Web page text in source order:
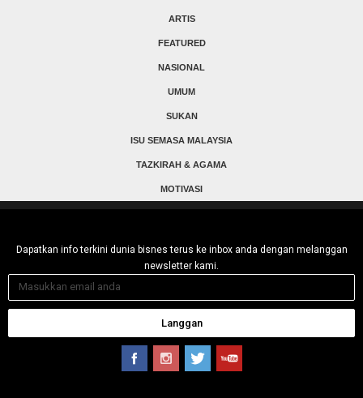
ARTIS
FEATURED
NASIONAL
UMUM
SUKAN
ISU SEMASA MALAYSIA
TAZKIRAH & AGAMA
MOTIVASI
Dapatkan info terkini dunia bisnes terus ke inbox anda dengan melanggan
newsletter kami.
Langgan